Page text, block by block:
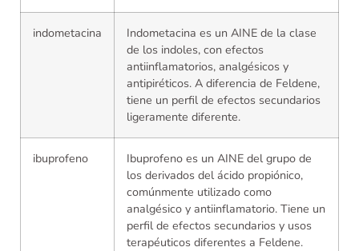
indometacina
Indometacina es un AINE de la clase
de los indoles, con efectos
antiinflamatorios, analgésicos y
antipiréticos. A diferencia de Feldene,
tiene un perfil de efectos secundarios
ligeramente diferente.
ibuprofeno
Ibuprofeno es un AINE del grupo de
los derivados del ácido propiónico,
comúnmente utilizado como
analgésico y antiinflamatorio. Tiene un
perfil de efectos secundarios y usos
terapéuticos diferentes a Feldene.